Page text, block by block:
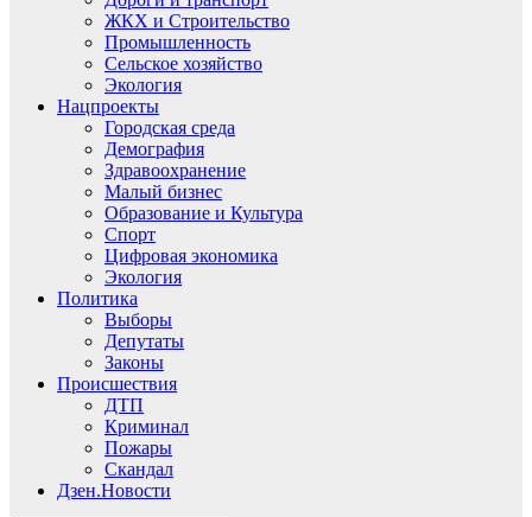
ЖКХ и Строительство
Промышленность
Сельское хозяйство
Экология
Нацпроекты
Городская среда
Демография
Здравоохранение
Малый бизнес
Образование и Культура
Спорт
Цифровая экономика
Экология
Политика
Выборы
Депутаты
Законы
Происшествия
ДТП
Криминал
Пожары
Скандал
Дзен.Новости